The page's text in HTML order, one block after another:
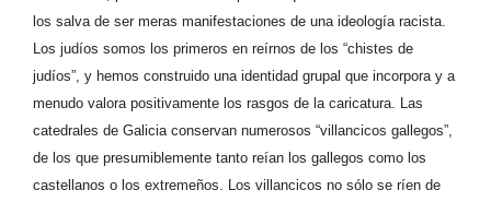
los salva de ser meras manifestaciones de una ideología racista.
Los judíos somos los primeros en reírnos de los “chistes de
judíos”, y hemos construido una identidad grupal que incorpora y a
menudo valora positivamente los rasgos de la caricatura. Las
catedrales de Galicia conservan numerosos “villancicos gallegos”,
de los que presumiblemente tanto reían los gallegos como los
castellanos o los extremeños. Los villancicos no sólo se ríen de